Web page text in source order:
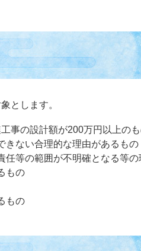
とします。
事の設計額が200万円以上の
きない合理的な理由があるもの
任等の範囲が不明確となる等
もの
もの